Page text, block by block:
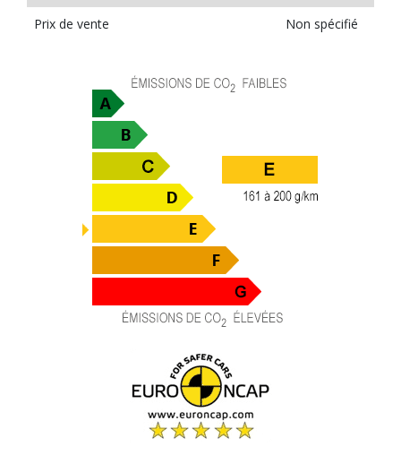
Prix de vente
Non spécifié